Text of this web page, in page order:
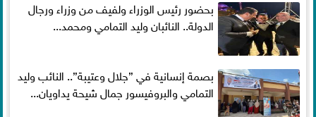
بحضور رئيس الوزراء ولفيف من وزراء ورجال
الدولة.. النائبان وليد التمامي ومحمد...
بصمة إنسانية في ”جلال وعتيبة”.. النائب وليد
التمامي والبروفيسور جمال شيحة يداويان...